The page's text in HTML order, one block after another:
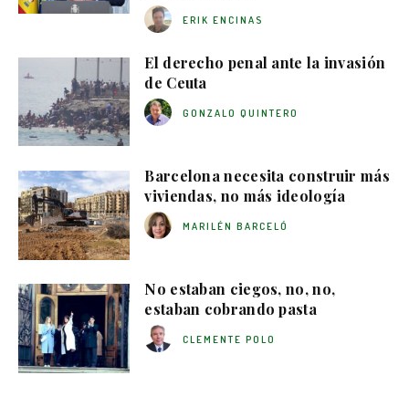
ERIK ENCINAS
El derecho penal ante la invasión
de Ceuta
GONZALO QUINTERO
Barcelona necesita construir más
viviendas, no más ideología
MARILÉN BARCELÓ
No estaban ciegos, no, no,
estaban cobrando pasta
CLEMENTE POLO